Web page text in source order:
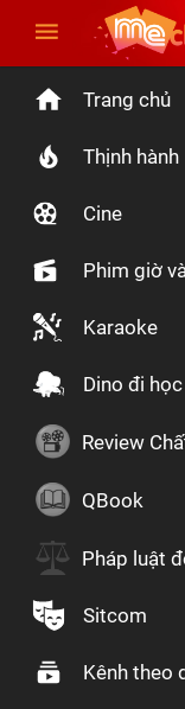
Trang chủ
Thịnh hành
Cine
Phim giờ
Karaoke
Dino đi học
Review
QBook
Pháp luật
Sitcom
Kênh theo